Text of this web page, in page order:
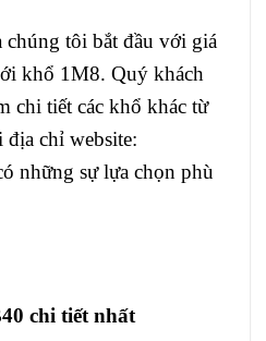
tôi bắt đầu với giá
khổ 1M8. Quý khách
chi tiết các khổ khác từ
chỉ website:
những sự lựa chọn phù
chi tiết nhất